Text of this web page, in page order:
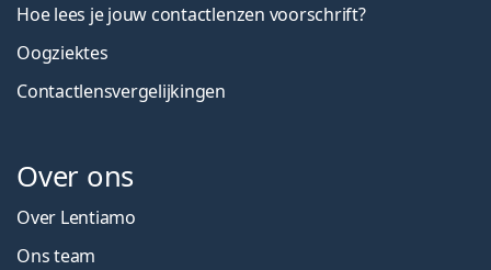
Hoe lees je jouw contactlenzen voorschrift?
Oogziektes
Contactlensvergelijkingen
Over ons
Over Lentiamo
Ons team